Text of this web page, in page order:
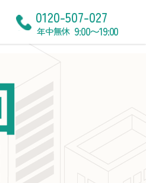
0120-507-027
年中無休 9:00〜19:00